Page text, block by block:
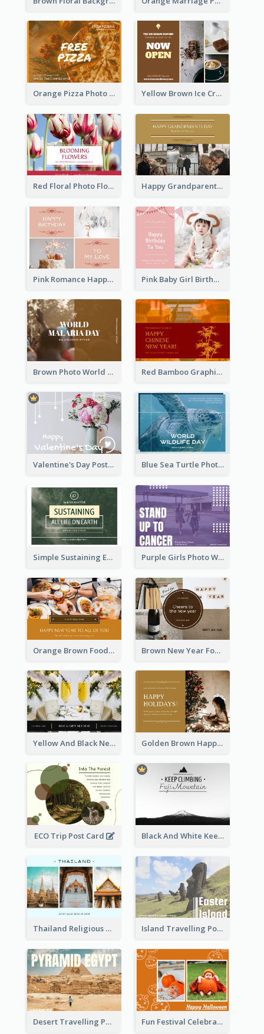
Orange Pizza Photo Restaurant Postcard Yellow Brown Ice Cream Shop Postcard
Red Floral Photo Flower Shop Postcard Happy Grandparents Day Photo Postcard
Pink Romance Happy Birthday Postcard Pink Baby Girl Birthday Postcard
Brown Photo World Malaria Day Postcard Red Bamboo Graphic Lunar New Year Postcard
Valentine's Day Postcard With Simple Decoration Blue Sea Turtle Photo World Wildlife Day Post Card
Simple Sustaining Environment Postcard Design Purple Girls Photo World Cancer Day Postcard
Orange Brown Foodies Photo New Year Postcard Brown New Year Four Photo Grids Postcard
Yellow And Black New Year photos Postcard Golden Brown Happy Holidays For Christmas Post Card
ECO Trip Post Card Black And White Keep Climbing Post Card
Thailand Religious Sites Post Card Island Travelling Post Card
Desert Travelling Post Card With Pyramid Fun Festival Celebration Post Card With Baby